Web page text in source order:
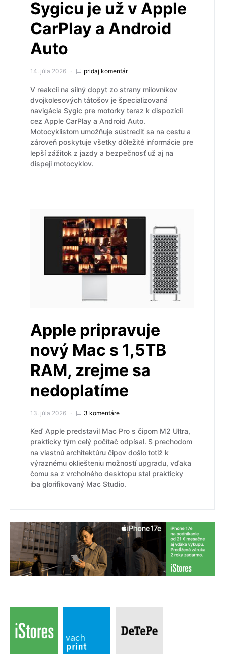
Sygicu je už v Apple
CarPlay a Android
Auto
14. júla 2026 pridaj komentár
V reakcii na silný dopyt zo strany milovníkov
dvojkolesových tátošov je špecializovaná
navigácia Sygic pre motorky teraz k dispozícii
cez Apple CarPlay a Android Auto.
Motocyklistom umožňuje sústrediť sa na cestu a
zároveň poskytuje všetky dôležité informácie pre
lepší zážitok z jazdy a bezpečnosť už aj na
dispeji motocyklov.
Apple pripravuje
nový Mac s 1,5TB
RAM, zrejme sa
nedoplatíme
13. júla 2026 3 komentáre
Keď Apple predstavil Mac Pro s čipom M2 Ultra,
prakticky tým celý počítač odpísal. S prechodom
na vlastnú architektúru čipov došlo totiž k
výraznému okliešteniu možností upgradu, vďaka
čomu sa z vrcholného desktopu stal prakticky
iba glorifikovaný Mac Studio.